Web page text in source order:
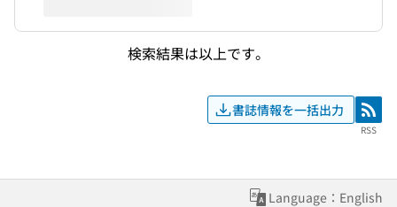
検索結果は以上です。
書誌情報を一括出力 RSS
RSS
Language：English